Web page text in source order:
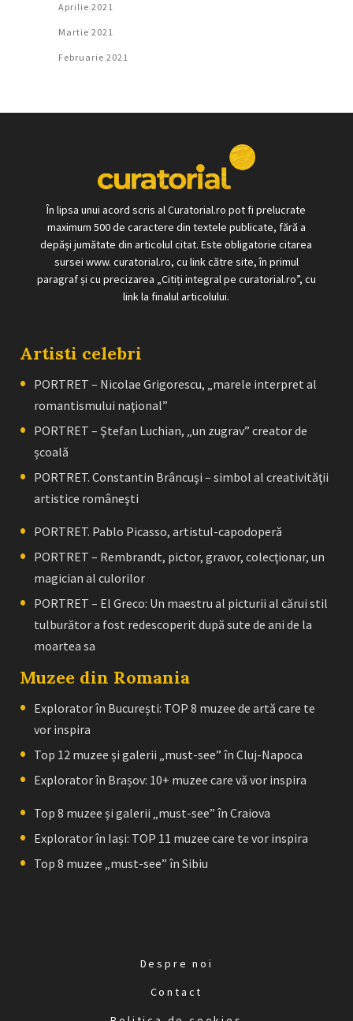
Aprilie 2021
Martie 2021
Februarie 2021
În lipsa unui acord scris al Curatorial.ro pot fi prelucrate
maximum 500 de caractere din textele publicate, fără a
depăși jumătate din articolul citat. Este obligatorie citarea
sursei www. curatorial.ro, cu link către site, în primul
paragraf și cu precizarea „Citiți integral pe curatorial.ro”, cu
link la finalul articolului.
Artisti celebri
PORTRET – Nicolae Grigorescu, „marele interpret al
romantismului naţional”
PORTRET – Ştefan Luchian, „un zugrav” creator de
școală
PORTRET. Constantin Brâncuşi – simbol al creativităţii
artistice româneşti
PORTRET. Pablo Picasso, artistul-capodoperă
PORTRET – Rembrandt, pictor, gravor, colecţionar, un
magician al culorilor
PORTRET – El Greco: Un maestru al picturii al cărui stil
tulburător a fost redescoperit după sute de ani de la
moartea sa
Muzee din Romania
Explorator în București: TOP 8 muzee de artă care te
vor inspira
Top 12 muzee și galerii „must-see” în Cluj-Napoca
Explorator în Brașov: 10+ muzee care vă vor inspira
Top 8 muzee și galerii „must-see” în Craiova
Explorator în Iași: TOP 11 muzee care te vor inspira
Top 8 muzee „must-see” în Sibiu
Despre noi
Contact